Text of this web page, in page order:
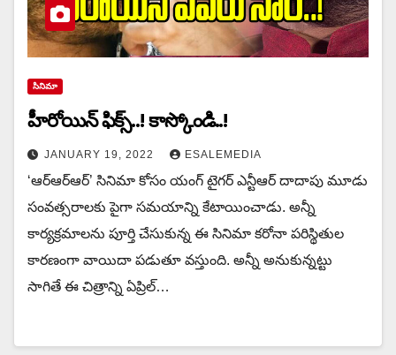
సినిమా
హీరోయిన్ ఫిక్స్..! కాస్కోండి..!
JANUARY 19, 2022 ESALEMEDIA
‘ఆర్ఆర్ఆర్’ సినిమా కోసం యంగ్ టైగర్ ఎన్టీఆర్ దాదాపు మూడు
సంవత్సరాలకు పైగా సమయాన్ని కేటాయించాడు. అన్నీ
కార్యక్రమాలను పూర్తి చేసుకున్న ఈ సినిమా కరోనా పరిస్థితుల
కారణంగా వాయిదా పడుతూ వస్తుంది. అన్నీ అనుకున్నట్టు
సాగితే ఈ చిత్రాన్ని ఏప్రిల్…